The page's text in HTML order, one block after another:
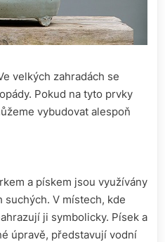
velkých zahradách se
Pokud na tyto prvky
vybudovat alespoň
a pískem jsou využívány
suchých. V místech, kde
ji symbolicky. Písek a
úpravě, představují vodní